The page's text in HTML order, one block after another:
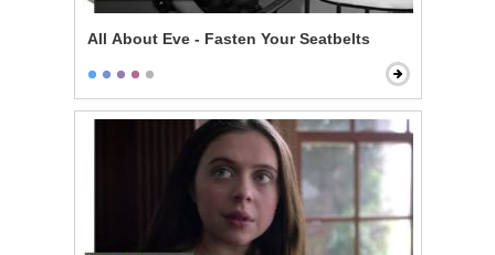
All About Eve - Fasten Your Seatbelts